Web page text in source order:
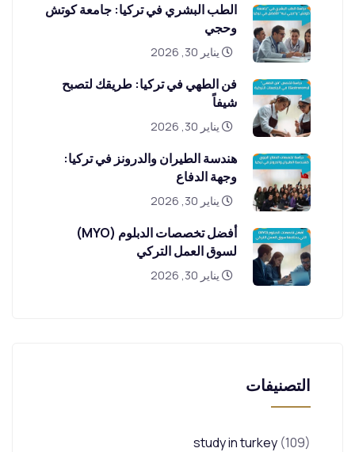
الطب البشري في تركيا: جامعة كوتش
وحجي
يناير 30, 2026
فن الطهي في تركيا: طريقك لتصبح
شيفاً
يناير 30, 2026
هندسة الطيران والدرونز في تركيا:
وجهة الدفاع
يناير 30, 2026
أفضل تخصصات الدبلوم (MYO)
لسوق العمل التركي
يناير 30, 2026
التصنيفات
study in turkey (109)